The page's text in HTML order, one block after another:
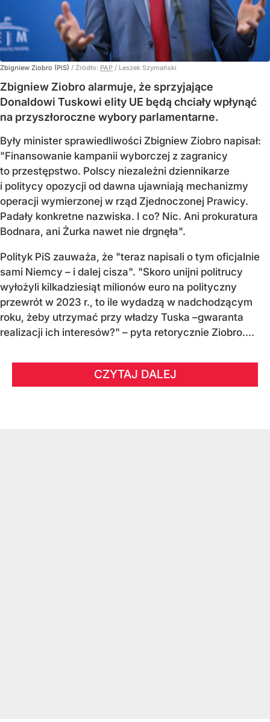
Zbigniew Ziobro (PiS) / Źródło: PAP / Leszek Szymański
Zbigniew Ziobro alarmuje, że sprzyjające
Donaldowi Tuskowi elity UE będą chciały wpłynąć
na przyszłoroczne wybory parlamentarne.
Były minister sprawiedliwości Zbigniew Ziobro napisał:
"Finansowanie kampanii wyborczej z zagranicy
to przestępstwo. Polscy niezależni dziennikarze
i politycy opozycji od dawna ujawniają mechanizmy
operacji wymierzonej w rząd Zjednoczonej Prawicy.
Padały konkretne nazwiska. I co? Nic. Ani prokuratura
Bodnara, ani Żurka nawet nie drgnęła".
Polityk PiS zauważa, że "teraz napisali o tym oficjalnie
sami Niemcy – i dalej cisza". "Skoro unijni politrucy
wyłożyli kilkadziesiąt milionów euro na polityczny
przewrót w 2023 r., to ile wydadzą w nadchodzącym
roku, żeby utrzymać przy władzy Tuska –gwaranta
realizacji ich interesów?" – pyta retorycznie Ziobro....
CZYTAJ DALEJ